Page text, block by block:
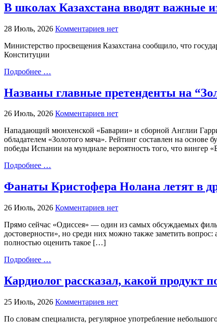
В школах Казахстана вводят важные
28 Июль, 2026 Комментариев нет
Министерство просвещения Казахстана сообщило, что
Конституции
Подробнее …
Названы главные претенденты на
26 Июль, 2026 Комментариев нет
Нападающий мюнхенской «Баварии» и сборной Англии
обладателем «Золотого мяча». Рейтинг составлен на
победы Испании на мундиале вероятность того, что вингер
Подробнее …
Фанаты Кристофера Нолана летят в
26 Июль, 2026 Комментариев нет
Прямо сейчас «Одиссея» — один из самых обсуждаемых
достоверности», но среди них можно также заметить
полностью оценить такое […]
Подробнее …
Кардиолог рассказал, какой продукт
25 Июль, 2026 Комментариев нет
По словам специалиста, регулярное употребление